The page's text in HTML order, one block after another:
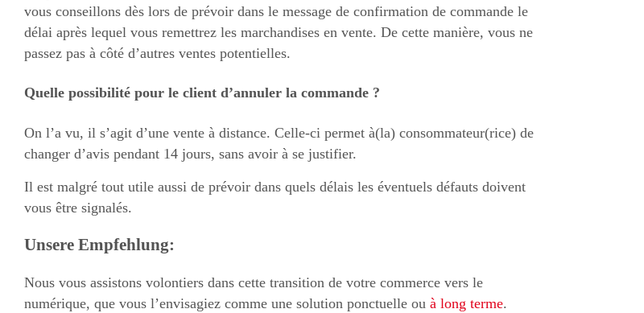
vous conseillons dès lors de prévoir dans le message de confirmation de commande le
délai après lequel vous remettrez les marchandises en vente. De cette manière, vous ne
passez pas à côté d’autres ventes potentielles.
Quelle possibilité pour le client d’annuler la commande ?
On l’a vu, il s’agit d’une vente à distance. Celle-ci permet à(la) consommateur(rice) de
changer d’avis pendant 14 jours, sans avoir à se justifier.
Il est malgré tout utile aussi de prévoir dans quels délais les éventuels défauts doivent
vous être signalés.
Unsere Empfehlung:
Nous vous assistons volontiers dans cette transition de votre commerce vers le
numérique, que vous l’envisagiez comme une solution ponctuelle ou à long terme.